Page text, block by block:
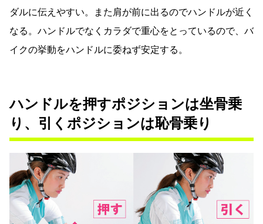
ダルに伝えやすい。また肩が前に出るのでハンドルが近く
なる。ハンドルでなくカラダで重心をとっているので、バ
イクの挙動をハンドルに委ねず安定する。
ハンドルを押すポジションは坐骨乗
り、引くポジションは恥骨乗り